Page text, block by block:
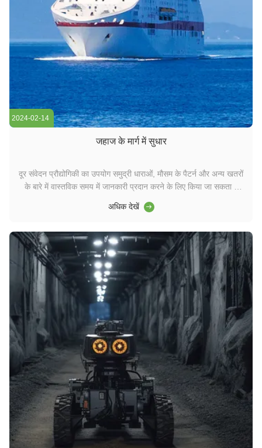
2024-02-14
जहाज के मार्ग में सुधार
दूर संवेदन प्रौद्योगिकी का उपयोग समुद्री धाराओं, मौसम के पैटर्न और अन्य खतरों
के बारे में वास्तविक समय में जानकारी प्रदान करने के लिए किया जा सकता है
मार्गों की योजना बनाने के लिए कर सकते हैं, खतरों से बचें और ईंधन की खपत को
अधिक देखें